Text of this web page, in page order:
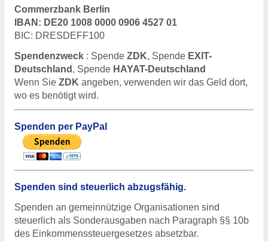
Commerzbank Berlin
IBAN : DE20 1008 0000 0906 4527 01
BIC: DRESDEFF100
Spendenzweck : Spende ZDK, Spende EXIT-
Deutschland , Spende HAYAT-Deutschland
Wenn Sie ZDK angeben, verwenden wir das Geld dort,
wo es benötigt wird.
Spenden per PayPal
Spenden sind steuerlich abzugsfähig.
Spenden an gemeinnützige Organisationen sind
steuerlich als Sonderausgaben nach Paragraph §§ 10b
des Einkommenssteuergesetzes absetzbar.